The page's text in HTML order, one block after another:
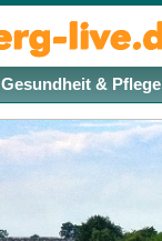
Gesundheit & Pflege